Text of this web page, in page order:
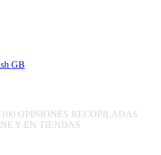
GB
100 OPINIONES RECOPILADAS
Y EN TIENDAS